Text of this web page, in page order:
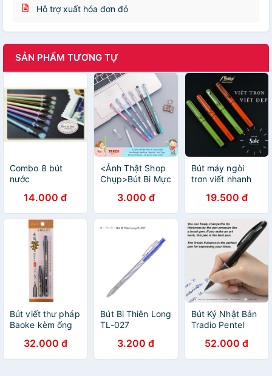
Hỗ trợ xuất hóa đơn đỏ
SẢN PHẨM TƯƠNG TỰ
Combo 8 bút
nước
14.000 đ
<Ảnh Thật Shop
Chụp>Bút Bi Mực
Cao Cấp 0.5mm
T043
3.000 đ
Bút máy ngòi
trơn viết nhanh
Bailey19.500 đ
Bút viết thư pháp
Baoke kèm ống
(1+1S22)
32.000 đ
Bút Bi Thiên Long
TL-027
3.200 đ
Bút Ký Nhật Bản
Tradio Pentel
Cứng Và Bền
Đẹp | Chất Liệu
52.000 đ